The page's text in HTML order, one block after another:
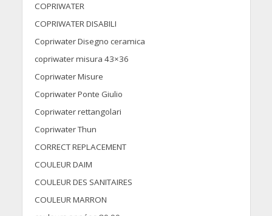
COPRIWATER
COPRIWATER DISABILI
Copriwater Disegno ceramica
copriwater misura 43×36
Copriwater Misure
Copriwater Ponte Giulio
Copriwater rettangolari
Copriwater Thun
CORRECT REPLACEMENT
COULEUR DAIM
COULEUR DES SANITAIRES
COULEUR MARRON